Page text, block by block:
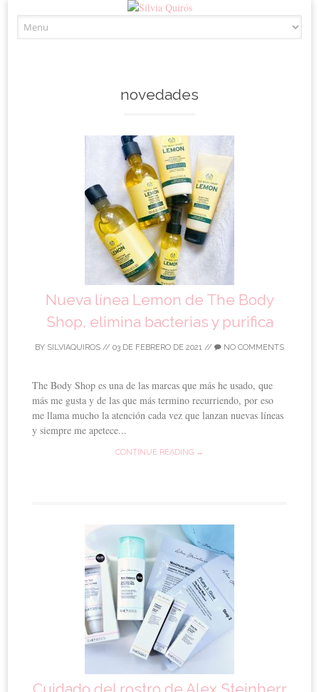
novedades
Nueva línea Lemon de The Body
Shop, elimina bacterias y purifica
BY SILVIAQUIROS // 03 DE FEBRERO DE 2021 // NO COMMENTS
The Body Shop es una de las marcas que más he usado, que
más me gusta y de las que más termino recurriendo, por eso
me llama mucho la atención cada vez que lanzan nuevas líneas
y siempre me apetece...
CONTINUE READING →